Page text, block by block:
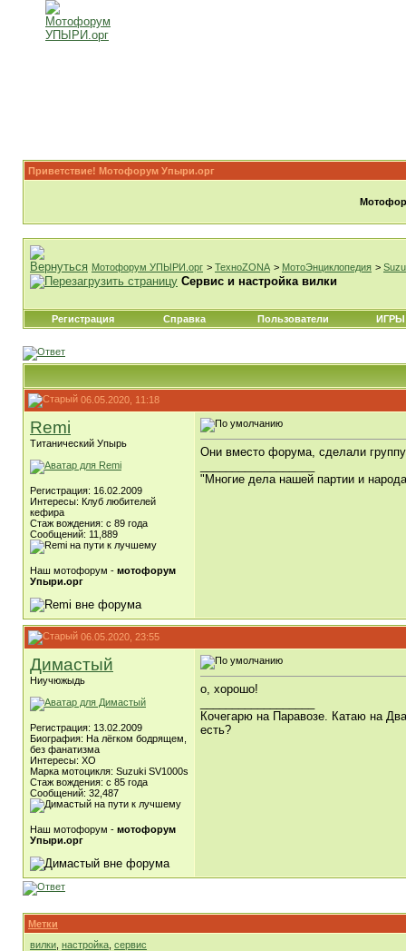
Приветствие! Мотофорум Упыри.орг
Мотофорум УПЫРИ.орг > ТехноZONA > МотоЭнциклопедия >
Сервис и настройка вилки
Регистрация Справка Пользователи ИГРЫ
06.05.2020, 11:18
Remi
Титанический Упырь
Регистрация: 16.02.2009
Интересы: Клуб любителей
кефира
Стаж вождения: с 89 года
Сообщений: 11,889
Наш мотофорум - мотофорум
Упыри.орг
Они вместо форума, сделали
"Многие дела нашей партии и
06.05.2020, 23:55
Димастый
Ниучюжыдь
Регистрация: 13.02.2009
Биография: На лёгком бодрящем,
без фанатизма
Интересы: ХО
Марка мотоцикля: Suzuki SV1000s
Стаж вождения: с 85 года
Сообщений: 32,487
Наш мотофорум - мотофорум
Упыри.орг
о, хорошо!
Кочегарю на Паравозе. Катаю на
есть?
Метки
вилки настройка сервис